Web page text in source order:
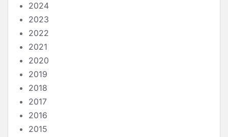
2024
2023
2022
2021
2020
2019
2018
2017
2016
2015